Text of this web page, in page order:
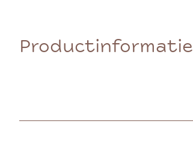
Productinformatie